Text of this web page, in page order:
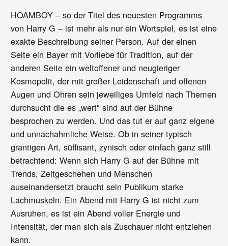
HOAMBOY – so der Titel des neuesten Programms
von Harry G – ist mehr als nur ein Wortspiel, es ist eine
exakte Beschreibung seiner Person. Auf der einen
Seite ein Bayer mit Vorliebe für Tradition, auf der
anderen Seite ein weltoffener und neugieriger
Kosmopolit, der mit großer Leidenschaft und offenen
Augen und Ohren sein jeweiliges Umfeld nach Themen
durchsucht die es „wert" sind auf der Bühne
besprochen zu werden. Und das tut er auf ganz eigene
und unnachahmliche Weise. Ob in seiner typisch
grantigen Art, süffisant, zynisch oder einfach ganz still
betrachtend: Wenn sich Harry G auf der Bühne mit
Trends, Zeitgeschehen und Menschen
auseinandersetzt braucht sein Publikum starke
Lachmuskeln. Ein Abend mit Harry G ist nicht zum
Ausruhen, es ist ein Abend voller Energie und
Intensität, der man sich als Zuschauer nicht entziehen
kann.